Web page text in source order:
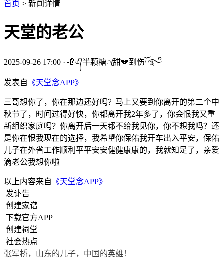
首页 > 新闻详情
天堂的老公
2025-09-26 17:00 · 🥀এ᭄半颗糖ꦿ甜💔到伤ོ࿐ᩚ
发表自 《天堂念APP》
三哥想你了，你在那边还好吗？马上又要到你离开的第二个中
秋节了，时间过得好快，你都离开我2年多了，你会恨我又重
新组织家庭吗？你离开后一天都不给我见你，你不想我吗？还
是你在恨我现在的选择，我希望你保佑我开车出入平安，保佑
儿子在外省工作顺利平平安安健健康康的，我就知足了，亲爱
滴老公我想你啦
以上内容来自 《天堂念APP》
发讣告
创建家谱
下载官方APP
创建祠堂
社会热点
张军桥，山东的儿子，中国的英雄！